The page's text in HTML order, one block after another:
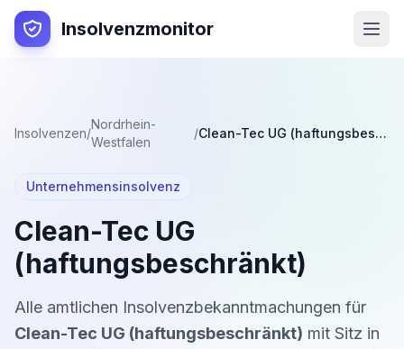
Insolvenzmonitor
Insolvenzen/
Nordrhein-
Westfalen
/ Clean-Tec UG (haftungsbeschränkt)
Unternehmensinsolvenz
Clean-Tec UG
(haftungsbeschränkt)
Alle amtlichen Insolvenzbekanntmachungen für
Clean-Tec UG (haftungsbeschränkt) mit Sitz in